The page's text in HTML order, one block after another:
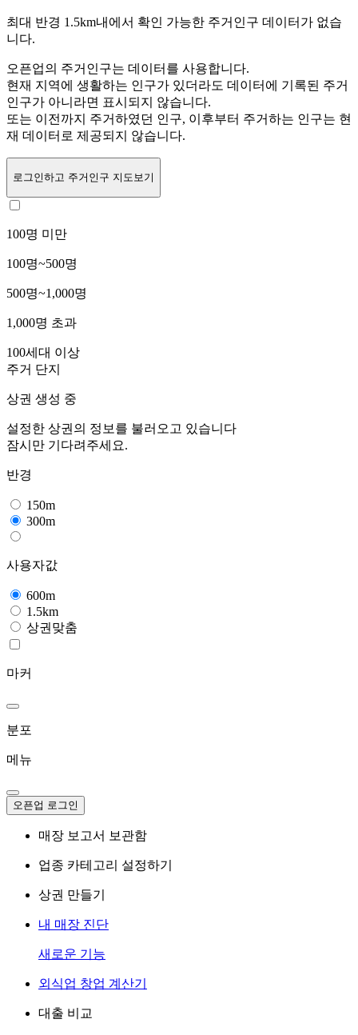
최대 반경 1.5km내에서 확인 가능한 주거인구 데이터가 없습
니다.
오픈업의 주거인구는 데이터를 사용합니다.
현재 지역에 생활하는 인구가 있더라도 데이터에 기록된 주거
인구가 아니라면 표시되지 않습니다.
또는 이전까지 주거하였던 인구, 이후부터 주거하는 인구는 현
재 데이터로 제공되지 않습니다.
로그인하고 주거인구 지도보기
100명 미만
100명~500명
500명~1,000명
1,000명 초과
100세대 이상
주거 단지
상권 생성 중
설정한 상권의 정보를 불러오고 있습니다
잠시만 기다려주세요.
반경
150m
300m
사용자값
600m
1.5km
상권맞춤
마커
분포
메뉴
오픈업 로그인
매장 보고서 보관함
업종 카테고리 설정하기
상권 만들기
내 매장 진단
새로운 기능
외식업 창업 계산기
대출 비교